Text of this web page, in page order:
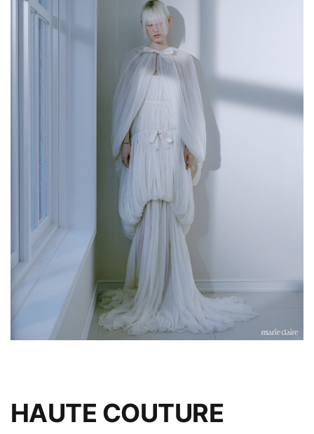
HAUTE COUTURE